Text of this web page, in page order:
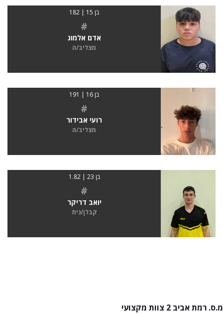
בן 15 | 182
#
אדם אלמוג
מצליב/ה
בן 16 | 191
#
רועי אבידור
מצליב/ה
בן 23 | 1.82
#
יואב דריקר
קבלן/נית
מ.ס. רמת אביב 2 צוות מקצועי